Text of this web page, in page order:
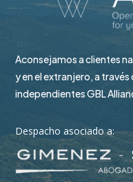
Aconsejamos a clientes
y en el extranjero, a
independientes GBL
Despacho asociado a: